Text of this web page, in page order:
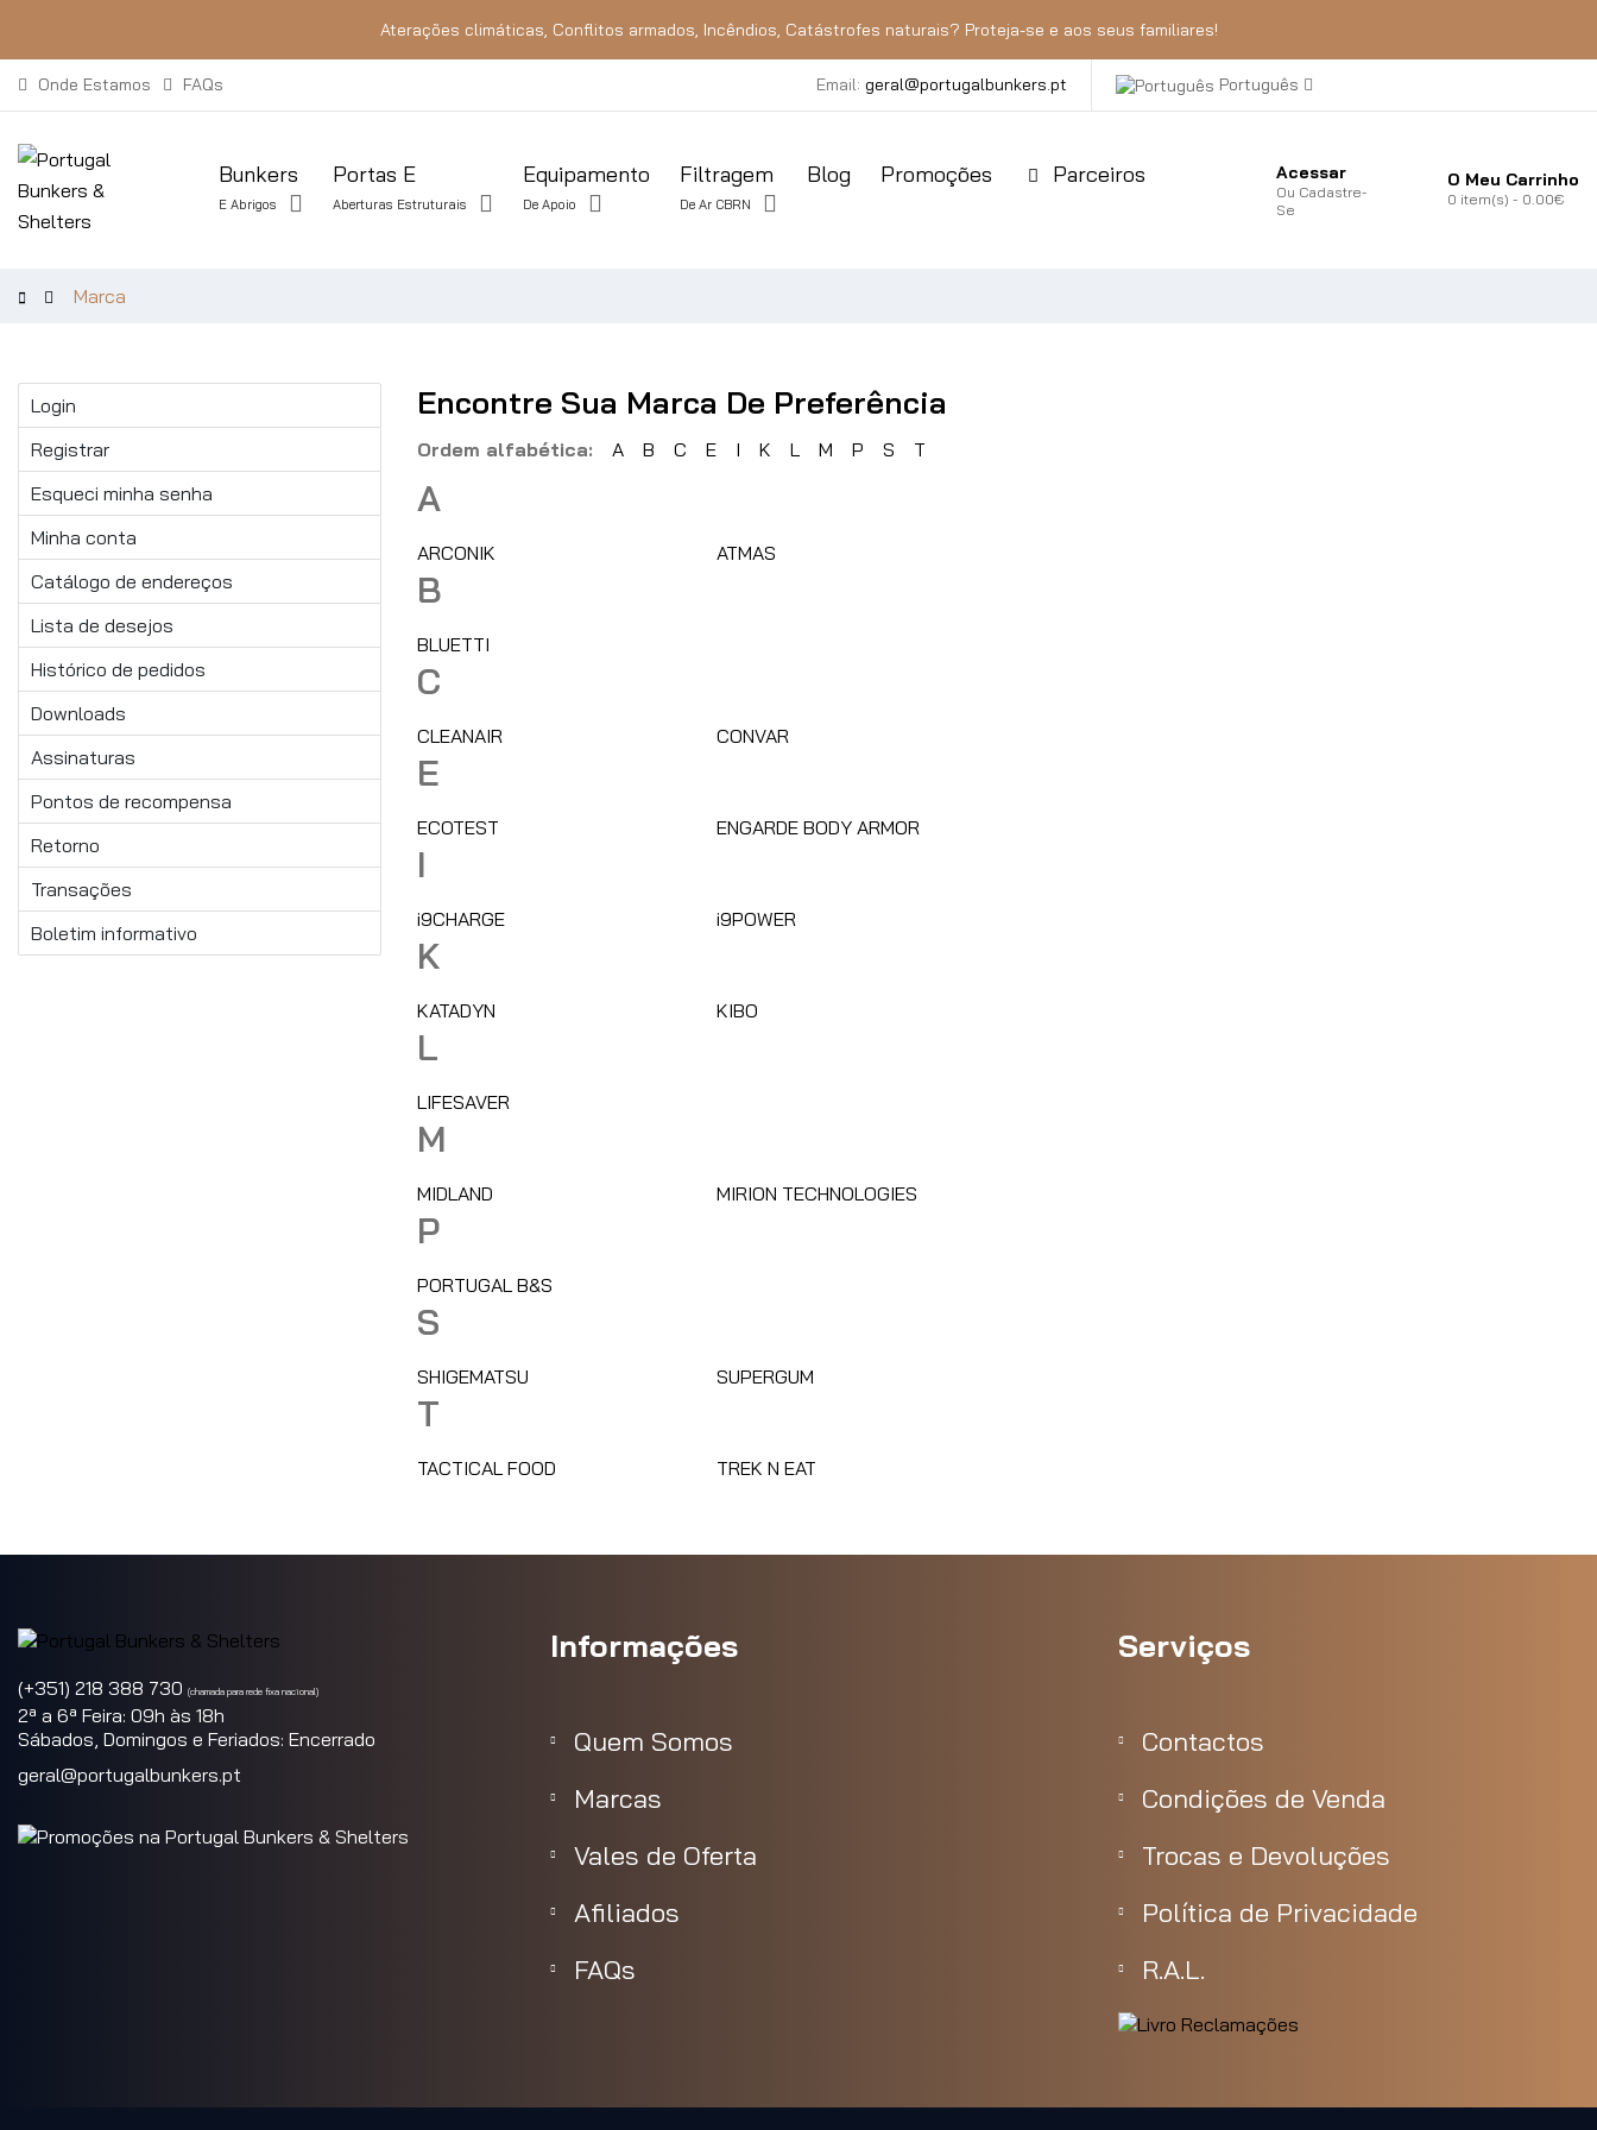
Aterações climáticas, Conflitos armados, Incêndios, Catástrofes naturais? Proteja-se e aos seus familiares!
Onde Estamos FAQs Email: geral@portugalbunkers.pt Português
Bunkers
E Abrigos
Portas E
Aberturas Estruturais
Equipamento
De Apoio
Filtragem
De Ar CBRN
Blog Promoções Parceiros Acessar
Ou Cadastre-
Se
O Meu Carrinho
0 item(s) - 0.00€
Marca
Login
Registrar
Esqueci minha senha
Minha conta
Catálogo de endereços
Lista de desejos
Histórico de pedidos
Downloads
Assinaturas
Pontos de recompensa
Retorno
Transações
Boletim informativo
Encontre Sua Marca De Preferência
Ordem alfabética: A B C E I K L M P S T
A
ARCONIK ATMAS
B
BLUETTI
C
CLEANAIR CONVAR
E
ECOTEST ENGARDE BODY ARMOR
I
i9CHARGE i9POWER
K
KATADYN KIBO
L
LIFESAVER
M
MIDLAND MIRION TECHNOLOGIES
P
PORTUGAL B&S
S
SHIGEMATSU SUPERGUM
T
TACTICAL FOOD TREK N EAT
(+351) 218 388 730 (chamada para rede fixa nacional)
2ª a 6ª Feira: 09h às 18h
Sábados, Domingos e Feriados: Encerrado
geral@portugalbunkers.pt
Informações
Quem Somos
Marcas
Vales de Oferta
Afiliados
FAQs
Serviços
Contactos
Condições de Venda
Trocas e Devoluções
Política de Privacidade
R.A.L.